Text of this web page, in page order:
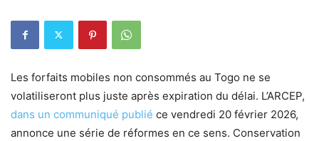
Les forfaits mobiles non consommés au Togo ne se
volatiliseront plus juste après expiration du délai. L’ARCEP,
dans un communiqué publié ce vendredi 20 février 2026,
annonce une série de réformes en ce sens. Conservation